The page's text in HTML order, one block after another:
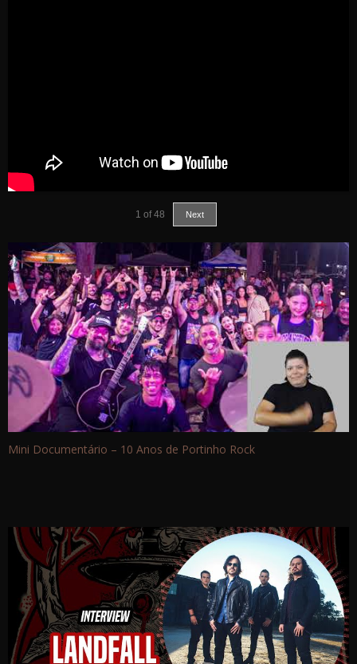
1 of 48 Next
Mini Documentário – 10 Anos de Portinho Rock